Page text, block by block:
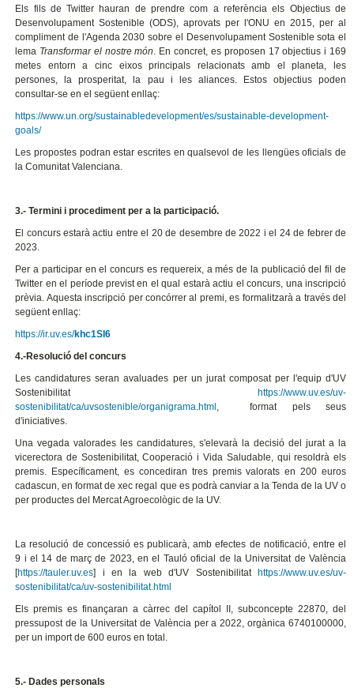
Els fils de Twitter hauran de prendre com a referència els Objectius de
Desenvolupament Sostenible (ODS), aprovats per l'ONU en 2015, per al
compliment de l'Agenda 2030 sobre el Desenvolupament Sostenible sota el
lema Transformar el nostre món. En concret, es proposen 17 objectius i 169
metes entorn a cinc eixos principals relacionats amb el planeta, les
persones, la prosperitat, la pau i les aliances. Estos objectius poden
consultar-se en el següent enllaç:
https://www.un.org/sustainabledevelopment/es/sustainable-development-
goals/
Les propostes podran estar escrites en qualsevol de les llengües oficials de
la Comunitat Valenciana.
3.- Termini i procediment per a la participació.
El concurs estarà actiu entre el 20 de desembre de 2022 i el 24 de febrer de
2023.
Per a participar en el concurs es requereix, a més de la publicació del fil de
Twitter en el període previst en el qual estarà actiu el concurs, una inscripció
prèvia. Aquesta inscripció per concórrer al premi, es formalitzarà a través del
següent enllaç:
https://ir.uv.es/khc1SI6
4.-Resolució del concurs
Les candidatures seran avaluades per un jurat composat per l'equip d'UV
Sostenibilitat https://www.uv.es/uv-
sostenibilitat/ca/uvsostenible/organigrama.html , format pels seus
d'iniciatives.
Una vegada valorades les candidatures, s'elevarà la decisió del jurat a la
vicerectora de Sostenibilitat, Cooperació i Vida Saludable, qui resoldrà els
premis. Específicament, es concediran tres premis valorats en 200 euros
cadascun, en format de xec regal que es podrà canviar a la Tenda de la UV o
per productes del Mercat Agroecològic de la UV.
La resolució de concessió es publicarà, amb efectes de notificació, entre el
9 i el 14 de març de 2023, en el Tauló oficial de la Universitat de València
[https://tauler.uv.es] i en la web d'UV Sostenibilitat https://www.uv.es/uv-
sostenibilitat/ca/uv-sostenibilitat.html
Els premis es finançaran a càrrec del capítol II, subconcepte 22870, del
pressupost de la Universitat de València per a 2022, orgànica 6740100000,
per un import de 600 euros en total.
5.- Dades personals